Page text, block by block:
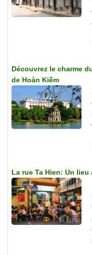
Découvrez le charme
de Hoàn Kiếm
La rue Ta Hien: Un